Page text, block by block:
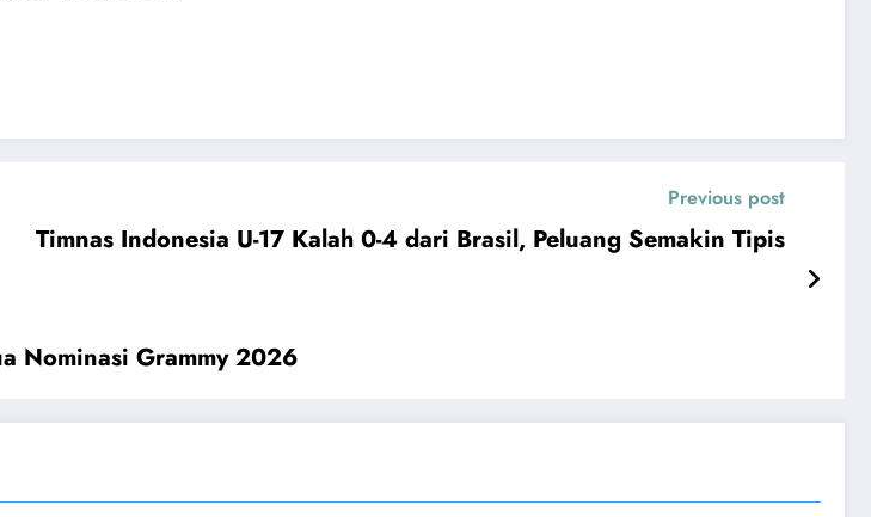
Previous post
Timnas Indonesia U-17 Kalah 0-4 dari Brasil, Peluang Semakin Tipis
Nominasi Grammy 2026